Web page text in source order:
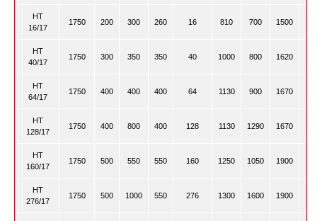
HT
16/17
1750 200 300 260 16 810 700 1500
HT
40/17
1750 300 350 350 40 1000 800 1620
HT
64/17
1750 400 400 400 64 1130 900 1670
HT
128/17
1750 400 800 400 128 1130 1290 1670
HT
160/17
1750 500 550 550 160 1250 1050 1900
HT
276/17
1750 500 1000 550 276 1300 1600 1900